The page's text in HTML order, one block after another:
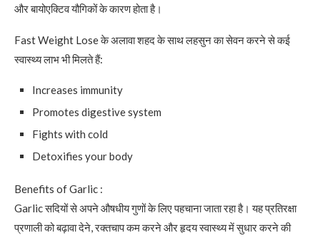
और बायोएक्टिव यौगिकों के कारण होता है।
Fast Weight Lose के अलावा शहद के साथ लहसुन का सेवन करने से कई
स्वास्थ्य लाभ भी मिलते हैं:
Increases immunity
Promotes digestive system
Fights with cold
Detoxifies your body
Benefits of Garlic :
Garlic सदियों से अपने औषधीय गुणों के लिए पहचाना जाता रहा है। यह प्रतिरक्षा
प्रणाली को बढ़ावा देने, रक्तचाप कम करने और हृदय स्वास्थ्य में सुधार करने की